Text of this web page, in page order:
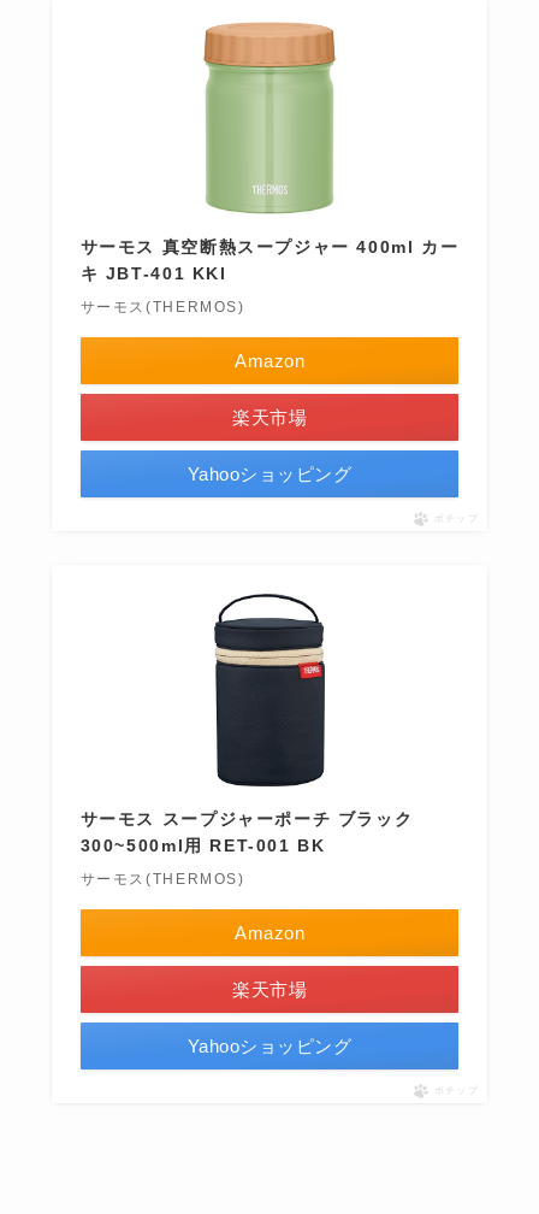
サーモス 真空断熱スープジャー 400ml カー
キ JBT-401 KKI
サーモス(THERMOS)
Amazon
楽天市場
Yahooショッピング
ポチップ
サーモス スープジャーポーチ ブラック
300~500ml用 RET-001 BK
サーモス(THERMOS)
Amazon
楽天市場
Yahooショッピング
ポチップ